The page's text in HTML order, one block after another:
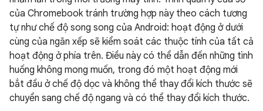
của Chromebook tránh trường hợp này theo cách tương
tự như chế độ song song của Android: hoạt động ở dưới
cùng của ngăn xếp sẽ kiểm soát các thuộc tính của tất cả
hoạt động ở phía trên. Điều này có thể dẫn đến những tình
huống không mong muốn, trong đó một hoạt động mới
bắt đầu ở chế độ dọc và không thể thay đổi kích thước sẽ
chuyển sang chế độ ngang và có thể thay đổi kích thước.